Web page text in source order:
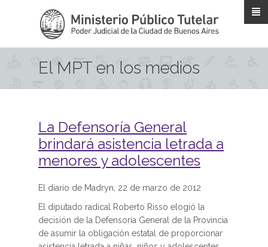
El MPT en los medios
La Defensoría General
brindará asistencia letrada a
menores y adolescentes
El diario de Madryn, 22 de marzo de 2012
El diputado radical Roberto Risso elogió la
decisión de la Defensoría General de la Provincia
de asumir la obligación estatal de proporcionar